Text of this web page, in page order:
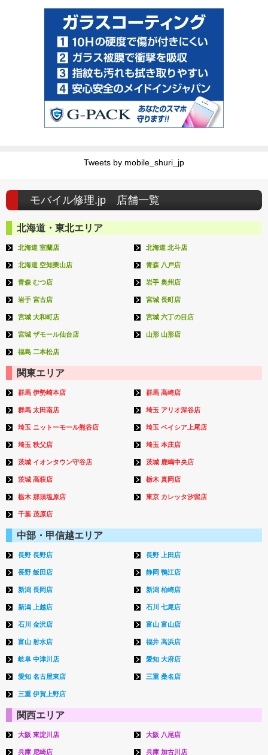
Tweets by mobile_shuri_jp
モバイル修理.jp 店舗一覧
北海道・東北エリア
北海道 室蘭店 北海道 北斗店
北海道 空知栗山店 青森 八戸店
青森 むつ店 岩手 奥州店
岩手 宮古店 宮城 長町店
宮城 大和町店 宮城 六丁の目店
宮城 ザモール仙台店 山形 山形店
福島 二本松店
関東エリア
群馬 伊勢崎本店 群馬 高崎店
群馬 太田南店 埼玉 アリオ深谷店
埼玉 ニットーモール熊谷店 埼玉 ベイシア上尾店
埼玉 秩父店 埼玉 本庄店
茨城 イオンタウン守谷店 茨城 鹿嶋中央店
茨城 高萩店 栃木 真岡店
栃木 那須塩原店 東京 カレッタ汐留店
千葉 茂原店
中部・甲信越エリア
長野 長野店 長野 上田店
長野 飯田店 静岡 鴨江店
新潟 長岡店 新潟 柏崎店
新潟 上越店 石川 七尾店
石川 金沢店 富山 富山店
富山 射水店 福井 高浜店
岐阜 中津川店 愛知 大府店
愛知 名古屋東店 三重 桑名店
三重 伊賀上野店
関西エリア
大阪 東淀川店 大阪 八尾店
兵庫 尼崎店 兵庫 加古川店